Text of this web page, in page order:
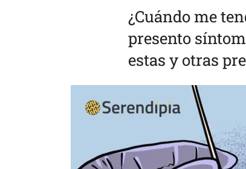
¿Cuándo me
presento
estas y otras